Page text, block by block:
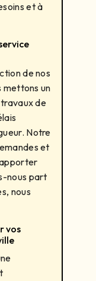
et à
de nos
mettons un
de
Notre
et
nous part
nous
vos